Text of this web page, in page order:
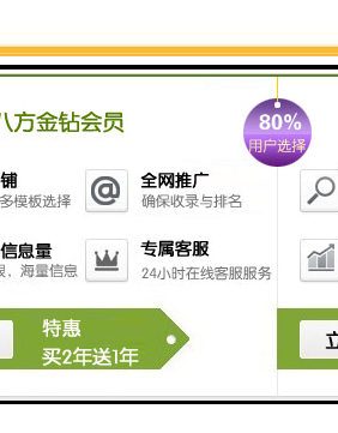
选择的取样位置，水质监测取样点的
因素，且需符合技术要求并能保证所
切勿就近设置。